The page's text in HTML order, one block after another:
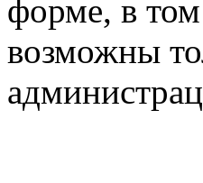
форме, в
возможны